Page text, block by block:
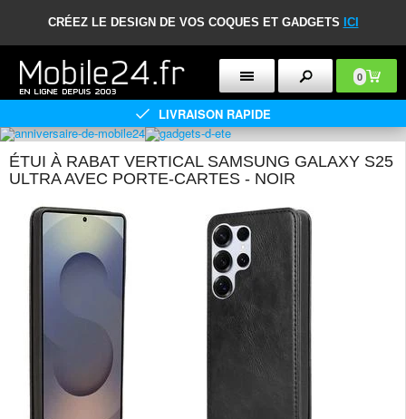
CRÉEZ LE DESIGN DE VOS COQUES ET GADGETS ICI
0
LIVRAISON RAPIDE
ÉTUI À RABAT VERTICAL SAMSUNG GALAXY S25
ULTRA AVEC PORTE-CARTES - NOIR